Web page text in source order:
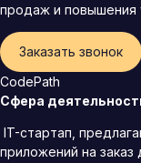
продаж и повышения
Заказать звонок
CodePath
Сфера
IT-стартап,
приложений на заказ